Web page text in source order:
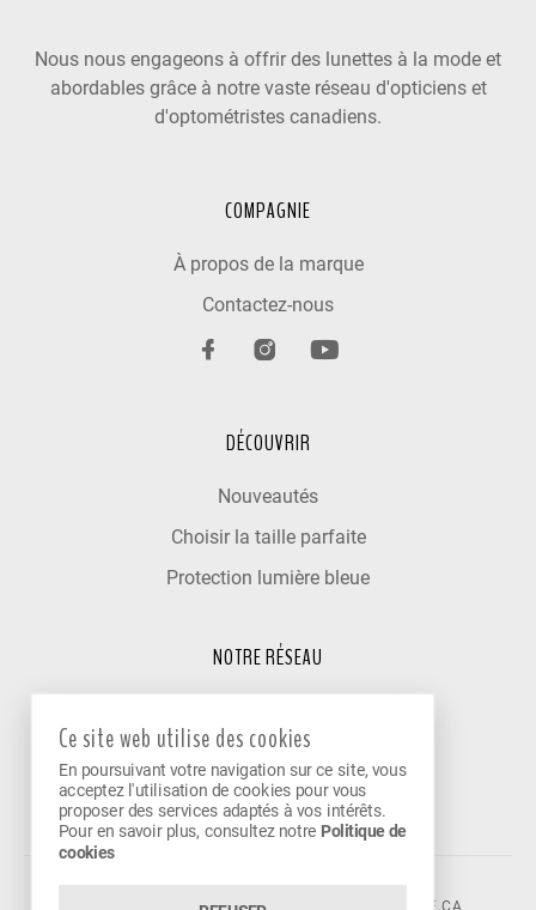
Nous nous engageons à offrir des lunettes à la mode et
abordables grâce à notre vaste réseau d'opticiens et
d'optométristes canadiens.
COMPAGNIE
À propos de la marque
Contactez-nous
DÉCOUVRIR
Nouveautés
Choisir la taille parfaite
Protection lumière bleue
NOTRE RÉSEAU
Nos cliniques partenaires
Devenir partenaire
Ce site web utilise des cookies
En poursuivant votre navigation sur ce site, vous
acceptez l'utilisation de cookies pour vous
proposer des services adaptés à vos intérêts.
Pour en savoir plus, consultez notre Politique de
cookies